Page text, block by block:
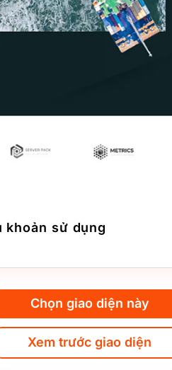
khoản sử dụng
Chọn giao diện này
Xem trước giao diện